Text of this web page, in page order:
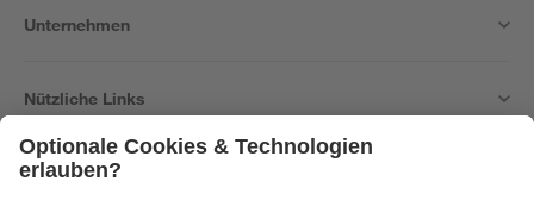
Unternehmen
Nützliche Links